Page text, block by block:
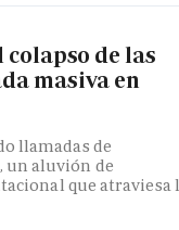
colapso de las
masiva en
llamadas de
un aluvión de
que atraviesa